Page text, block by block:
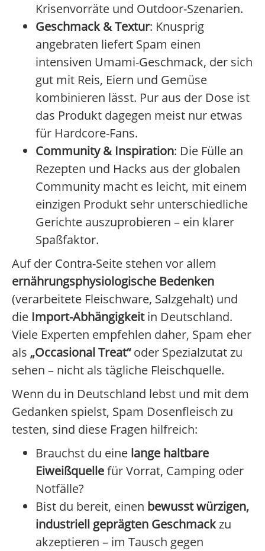
Krisenvorräte und Outdoor-Szenarien.
Geschmack & Textur: Knusprig
angebraten liefert Spam einen
intensiven Umami-Geschmack, der sich
gut mit Reis, Eiern und Gemüse
kombinieren lässt. Pur aus der Dose ist
das Produkt dagegen meist nur etwas
für Hardcore-Fans.
Community & Inspiration: Die Fülle an
Rezepten und Hacks aus der globalen
Community macht es leicht, mit einem
einzigen Produkt sehr unterschiedliche
Gerichte auszuprobieren – ein klarer
Spaßfaktor.
Auf der Contra-Seite stehen vor allem
ernährungsphysiologische Bedenken
(verarbeitete Fleischware, Salzgehalt) und
die Import-Abhängigkeitin Deutschland.
Viele Experten empfehlen daher, Spam eher
als „Occasional Treat“oder Spezialzutat zu
sehen – nicht als tägliche Fleischquelle.
Wenn du in Deutschland lebst und mit dem
Gedanken spielst, Spam Dosenfleisch zu
testen, sind diese Fragen hilfreich:
Brauchst du eine lange haltbare
Eiweißquellefür Vorrat, Camping oder
Notfälle?
Bist du bereit, einen bewusst würzigen,
industriell geprägten Geschmackzu
akzeptieren – im Tausch gegen